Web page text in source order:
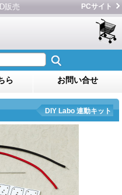
販売 PCサイト
ら お問い合せ
DIY Labo 連動キット